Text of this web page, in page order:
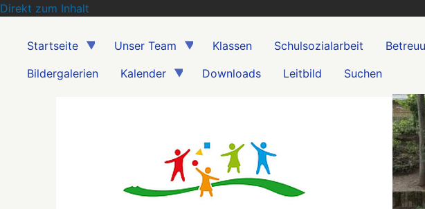
Direkt zum Inhalt
Startseite Unser Team Klassen Schulsozialarbeit
Bildergalerien
Kalender Downloads Leitbild Suchen